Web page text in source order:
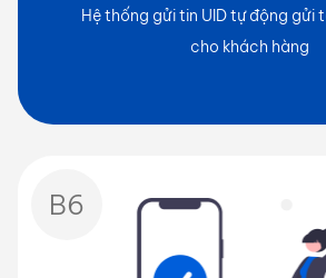
Hệ thống gửi tin UID tự động gửi
cho khách hàng
B6